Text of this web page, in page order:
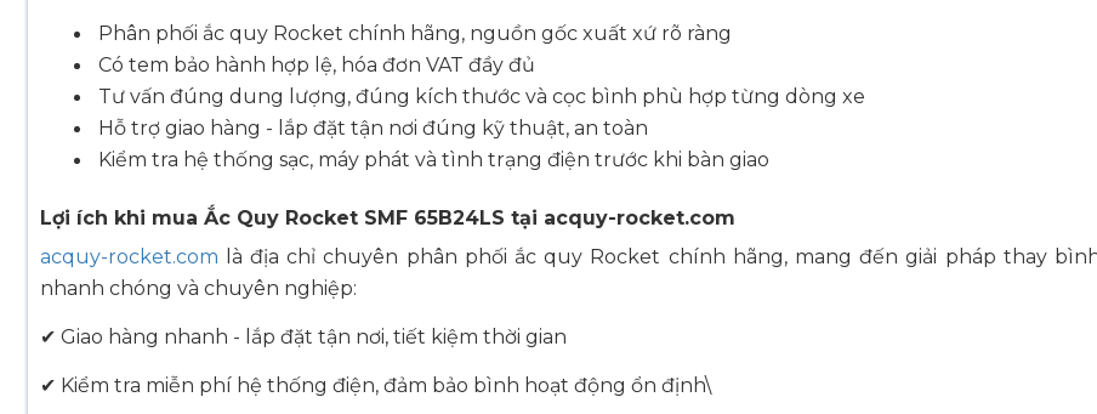
Phân phối ắc quy Rocket chính hãng, nguồn gốc xuất xứ rõ ràng
Có tem bảo hành hợp lệ, hóa đơn VAT đầy đủ
Tư vấn đúng dung lượng, đúng kích thước và cọc bình phù hợp từng dòng xe
Hỗ trợ giao hàng - lắp đặt tận nơi đúng kỹ thuật, an toàn
Kiểm tra hệ thống sạc, máy phát và tình trạng điện trước khi bàn giao
Lợi ích khi mua Ắc Quy Rocket SMF 65B24LS tại acquy-rocket.com
acquy-rocket.com là địa chỉ chuyên phân phối ắc quy Rocket chính hãng, mang đến giải pháp thay
nhanh chóng và chuyên nghiệp:
✔ Giao hàng nhanh - lắp đặt tận nơi, tiết kiệm thời gian
✔ Kiểm tra miễn phí hệ thống điện, đảm bảo bình hoạt động ổn định\